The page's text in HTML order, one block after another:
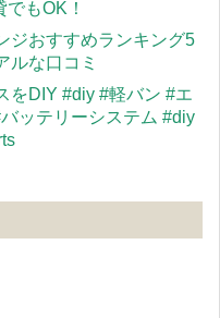
でもOK！
ジおすすめランキング5
ルな口コミ
をDIY #diy #軽バン #エ
ッテリーシステム #diy